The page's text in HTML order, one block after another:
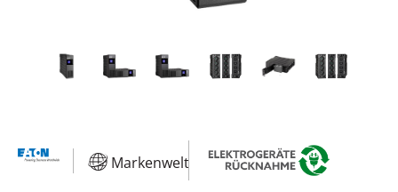
Markenwelt